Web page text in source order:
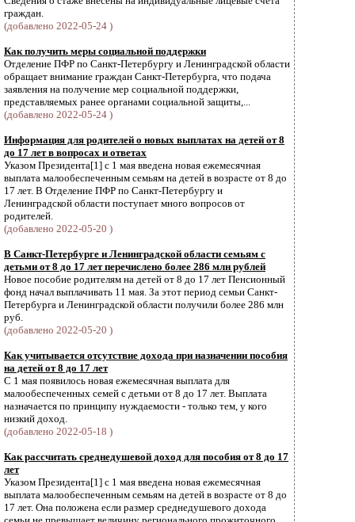
граждан.
(добавлено 2022-05-24 )
Как получить меры социальной поддержки
Отделение ПФР по Санкт-Петербургу и Ленинградской области
обращает внимание граждан Санкт-Петербурга, что подача
заявления на получение мер социальной поддержки,
представляемых ранее органами социальной защиты,...
(добавлено 2022-05-24 )
Информация для родителей о новых выплатах на детей от 8
до 17 лет в вопросах и ответах
Указом Президента[1] с 1 мая введена новая ежемесячная
выплата малообеспеченным семьям на детей в возрасте от 8 до
17 лет. В Отделение ПФР по Санкт-Петербургу и
Ленинградской области поступает много вопросов от
родителей.
(добавлено 2022-05-20 )
В Санкт-Петербурге и Ленинградской области семьям с
детьми от 8 до 17 лет перечислено более 286 млн рублей
Новое пособие родителям на детей от 8 до 17 лет Пенсионный
фонд начал выплачивать 11 мая. За этот период семьи Санкт-
Петербурга и Ленинградской области получили более 286 млн
руб.
(добавлено 2022-05-20 )
Как учитывается отсутствие дохода при назначении пособия
на детей от 8 до 17 лет
С 1 мая появилось новая ежемесячная выплата для
малообеспеченных семей с детьми от 8 до 17 лет. Выплата
назначается по принципу нуждаемости - только тем, у кого
низкий доход.
(добавлено 2022-05-18 )
Как рассчитать среднедушевой доход для пособия от 8 до 17
лет
Указом Президента[1] с 1 мая введена новая ежемесячная
выплата малообеспеченным семьям на детей в возрасте от 8 до
17 лет. Она положена если размер среднедушевого дохода